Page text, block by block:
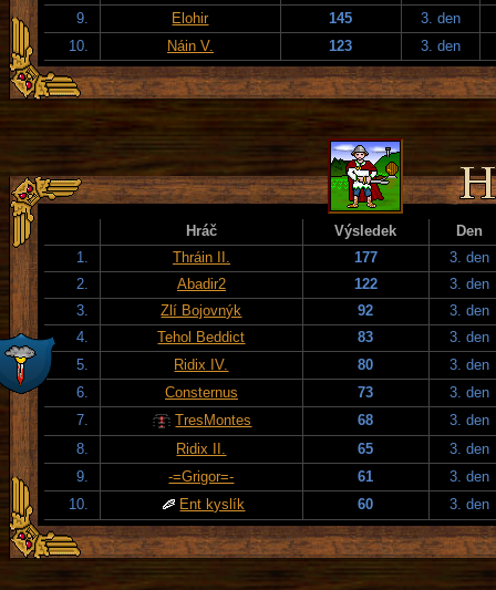
9.
Elohir 145
3. den
10.
Náin V. 123 3. den
Hráč Výsledek
Den
1.
Thráin II. 177
3. den
2.
Abadir2 122
3. den
3.
Zlí Bojovnýk 92
3. den
4.
Tehol Beddict 83
3. den
5.
Ridix IV. 80
3. den
6.
Consternus 73
3. den
7.
TresMontes 68
3. den
8.
Ridix II. 65
3. den
9.
-=Grigor=- 61
3. den
10.
Ent kyslík 60 3. den